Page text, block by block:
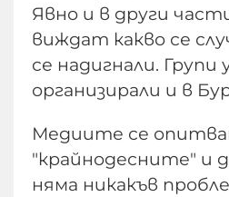
Явно и в други
виждат какво се
се надигнали. Групи
организирали и в
Медиите се
"крайнодесните" и
няма никакъв